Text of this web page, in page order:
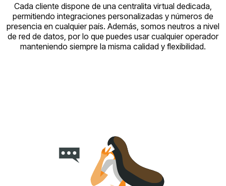
Cada cliente dispone de una centralita virtual dedicada,
permitiendo integraciones personalizadas y números de
presencia en cualquier país. Además, somos neutros a nivel
de red de datos, por lo que puedes usar cualquier operador
manteniendo siempre la misma calidad y flexibilidad.